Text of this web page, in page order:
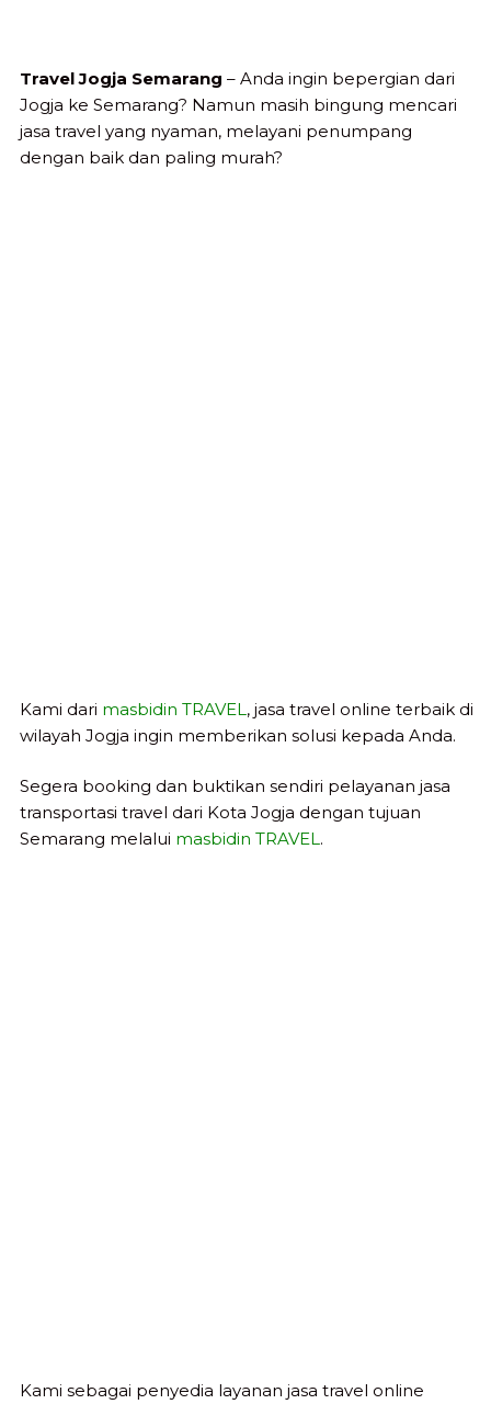
Travel Jogja Semarang – Anda ingin bepergian dari
Jogja ke Semarang? Namun masih bingung mencari
jasa travel yang nyaman, melayani penumpang
dengan baik dan paling murah?
Kami dari masbidin TRAVEL , jasa travel online terbaik di
wilayah Jogja ingin memberikan solusi kepada Anda.
Segera booking dan buktikan sendiri pelayanan jasa
transportasi travel dari Kota Jogja dengan tujuan
Semarang melalui masbidin TRAVEL.
Kami sebagai penyedia layanan jasa travel online